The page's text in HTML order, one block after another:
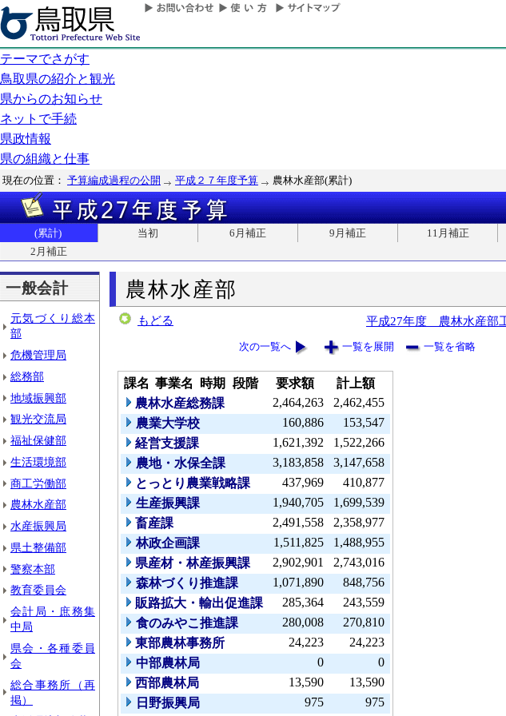
テーマでさがす
鳥取県の紹介と観光
県からのお知らせ
ネットで手続
県政情報
県の組織と仕事
現在の位置： 予算編成過程の公開 平成２７年度予算 農林水産部(累計)
(累計) 当初 6月補正 9月補正 11月補正
2月補正
一般会計
元気づくり総本
部
危機管理局
総務部
地域振興部
観光交流局
福祉保健部
生活環境部
商工労働部
農林水産部
水産振興局
県土整備部
警察本部
教育委員会
会計局・庶務集
中局
県会・各種委員
会
総合事務所（再
掲）
農林水産部
もどる 平成27年度 農林水産部
次の一覧へ 一覧を展開 一覧を省略
課名 事業名 時期 段階 要求額
計上額
農林水産総務課
2,464,263
2,462,455
農業大学校
160,886
153,547
経営支援課
1,621,392
1,522,266
農地・水保全課
3,183,858
3,147,658
とっとり農業戦略課
437,969
410,877
生産振興課
1,940,705
1,699,539
畜産課
2,491,558
2,358,977
林政企画課
1,511,825
1,488,955
県産材・林産振興課
2,902,901
2,743,016
森林づくり推進課
1,071,890
848,756
販路拡大・輸出促進課
285,364
243,559
食のみやこ推進課
280,008
270,810
東部農林事務所
24,223
24,223
中部農林局
0
0
西部農林局
13,590
13,590
日野振興局
975
975